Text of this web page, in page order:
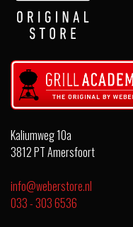
Kaliumweg 10a
3812 PT Amersfoort
info@weberstore.nl
033 - 303 6536